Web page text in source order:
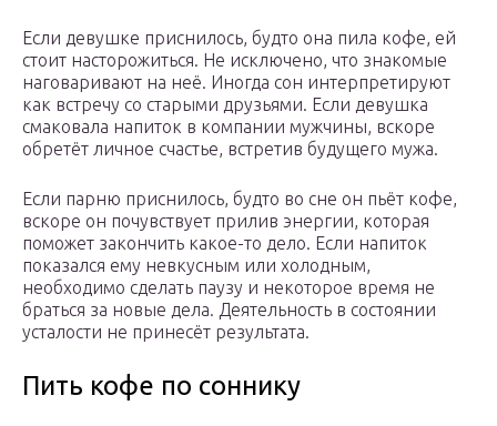
Если девушке приснилось, будто она пила кофе, ей
стоит насторожиться. Не исключено, что знакомые
наговаривают на неё. Иногда сон интерпретируют
как встречу со старыми друзьями. Если девушка
смаковала напиток в компании мужчины, вскоре
обретёт личное счастье, встретив будущего мужа.
Если парню приснилось, будто во сне он пьёт кофе,
вскоре он почувствует прилив энергии, которая
поможет закончить какое-то дело. Если напиток
показался ему невкусным или холодным,
необходимо сделать паузу и некоторое время не
браться за новые дела. Деятельность в состоянии
усталости не принесёт результата.
Пить кофе по соннику